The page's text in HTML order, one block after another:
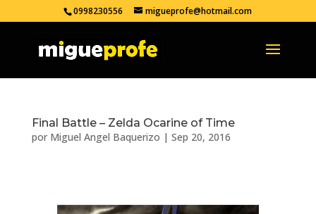
0998230556 migueprofe@hotmail.com
Final Battle – Zelda Ocarine of Time
por Miguel Angel Baquerizo | Sep 20, 2016